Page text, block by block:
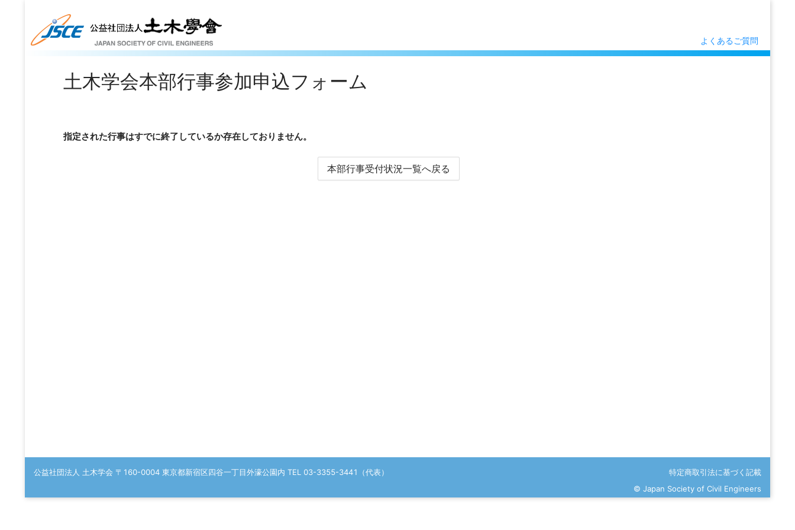
よくあるご質問
土木学会本部行事参加申込フォーム
指定された行事はすでに終了しているか存在しておりません。
本部行事受付状況一覧へ戻る
公益社団法人 土木学会 〒160-0004 東京都新宿区四谷一丁目外濠公園内 TEL 03-3355-3441（代表）
特定商取引法に基づく記載
© Japan Society of Civil Engineers